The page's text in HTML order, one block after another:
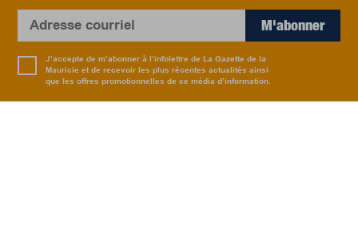
M'abonner
J’accepte de m’abonner à l’infolettre de La Gazette de la
Mauricie et de recevoir les plus récentes actualités ainsi
que les offres promotionnelles de ce média d’information.